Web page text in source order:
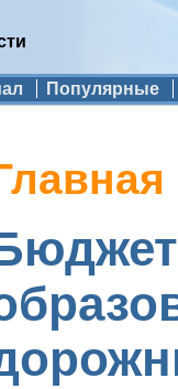
Популярные
здесь